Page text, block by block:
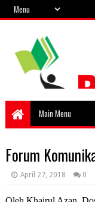
Forum
April 27, 2018 0